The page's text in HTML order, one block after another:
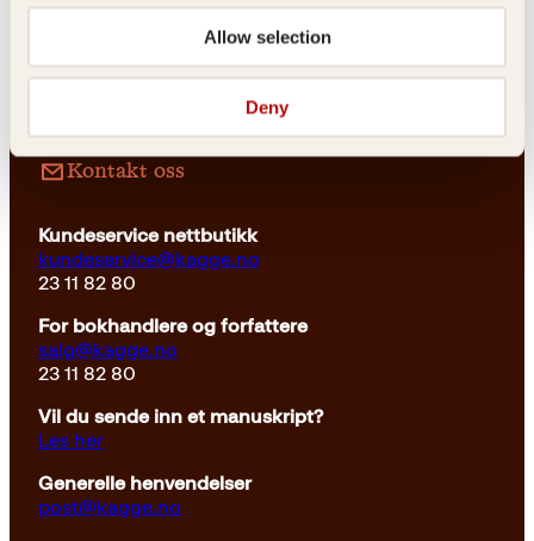
Allow selection
Deny
Kontakt oss
Kundeservice nettbutikk
kundeservice@kagge.no
23 11 82 80
For bokhandlere og forfattere
salg@kagge.no
23 11 82 80
Vil du sende inn et manuskript?
Les her
Generelle henvendelser
post@kagge.no